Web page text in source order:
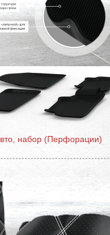
набор (Перфорации)